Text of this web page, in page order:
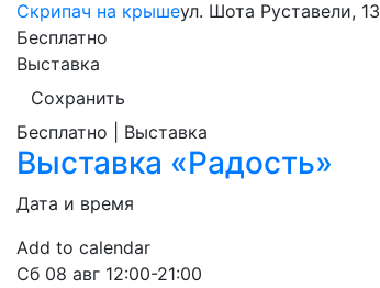
Скрипач на крышеул. Шота Руставели, 13
Бесплатно
Выставка
Сохранить
Бесплатно | Выставка
Выставка «Радость»
Дата и время
Add to calendar
Сб 08 авг 12:00-21:00